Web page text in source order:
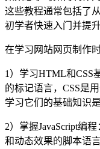
这些教程通常包括了
初学者快速入门并提升
在学习网站网页制作
1）学习HTML和CSS
的标记语言，CSS是
学习它们的基础知识
2）掌握JavaScript编
和动态效果的脚本语